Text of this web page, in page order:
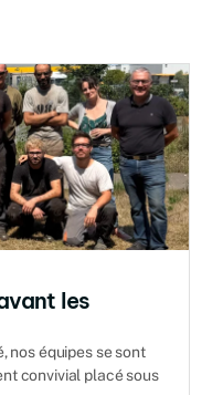
les
nos équipes se sont
convivial placé sous